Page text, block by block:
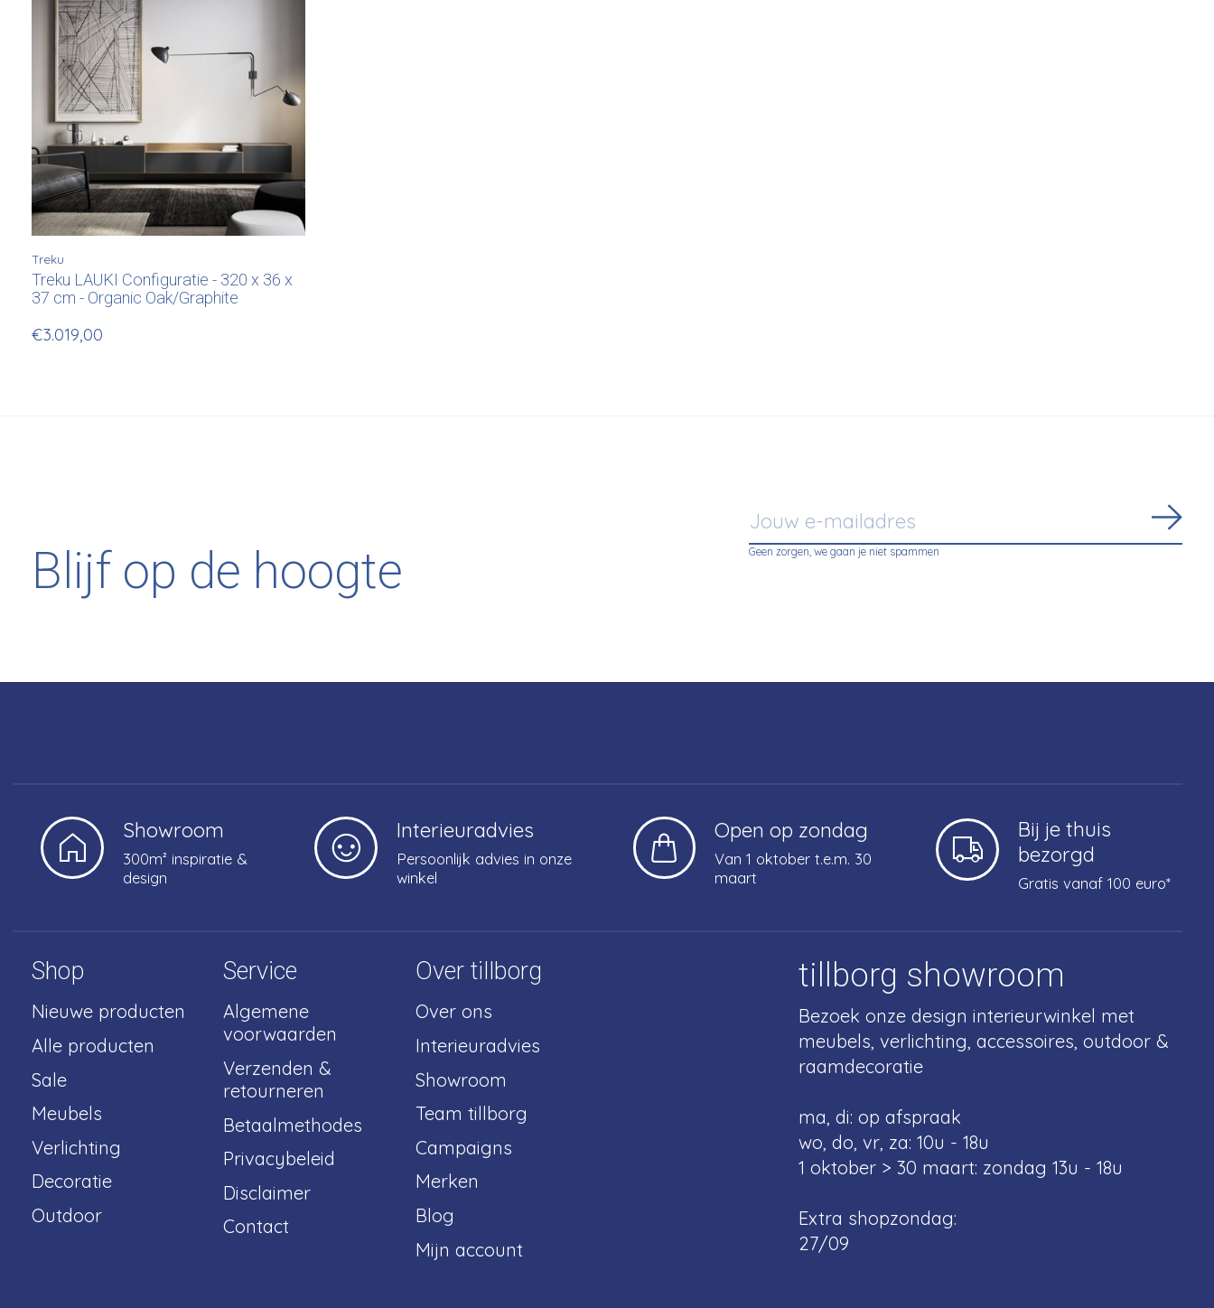
Treku
Treku LAUKI Configuratie - 320 x 36 x
37 cm - Organic Oak/Graphite
€3.019,00
Blijf op de hoogte Geen zorgen, we gaan je niet spammen
Showroom
300m² inspiratie &
design
Interieuradvies
Persoonlijk advies in onze
winkel
Open op zondag
Van 1 oktober t.e.m. 30
maart
Bij je thuis
bezorgd
Gratis vanaf 100 euro*
Shop
Nieuwe producten
Alle producten
Sale
Meubels
Verlichting
Decoratie
Outdoor
Service
Algemene
voorwaarden
Verzenden &
retourneren
Betaalmethodes
Privacybeleid
Disclaimer
Contact
Over tillborg
Over ons
Interieuradvies
Showroom
Team tillborg
Campaigns
Merken
Blog
Mijn account
tillborg showroom
Bezoek onze design interieurwinkel met
meubels, verlichting, accessoires, outdoor &
raamdecoratie
ma, di: op afspraak
wo, do, vr, za: 10u - 18u
1 oktober > 30 maart: zondag 13u - 18u
Extra shopzondag:
27/09